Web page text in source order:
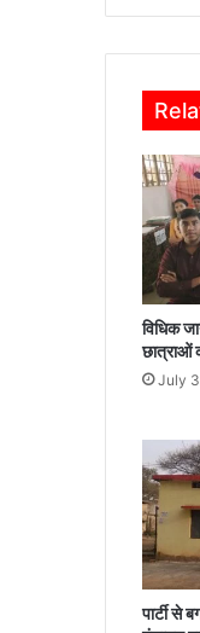
जि
था
,
शा
की
ब
हु
दि
द्या
ल
य
औ
र
द्धा
श्र
विधिक
छात्राओं
July
पार्टी से